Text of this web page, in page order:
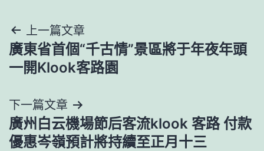
文
章
覽
上一篇文章
廣東省首個“千古情”景區將于年夜年頭
一開Klook客路園
下一篇文章
廣州白云機場節后客流klook 客路 付款
優惠岑嶺預計將持續至正月十三